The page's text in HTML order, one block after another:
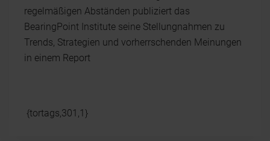
regelmäßigen Abständen publiziert das
BearingPoint Institute seine Stellungnahmen zu
Trends, Strategien und vorherrschenden Meinungen
in einem Report
{tortags,301,1}